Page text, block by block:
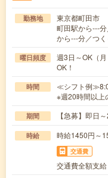
勤務地
東京都町田市
町田駅から---
から---分／つ
曜日頻度
週3日～OK（
OK！
時間
≪シフト例
※週20時間以
期間 【急募】即日
時給 時給1450円～
交通費
交通費全額支給